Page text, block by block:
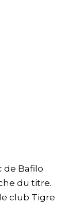
de Bafilo
du titre.
club Tigre